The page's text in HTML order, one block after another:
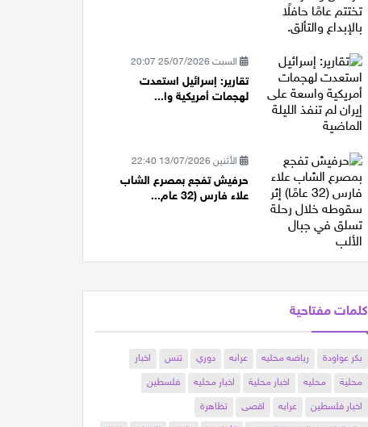
السبت 25/07/2026 20:07
تقارير: إسرائيل استعدت
لهجمات أمريكية وا...
الأثنين 13/07/2026 22:40
حرفيش تفجع بمصرع الشاب
علاء فارس (32 عام...
كلمات مفتاحية
بكر عواودة رياضه محليه عرابه دوري تنس
اخبار
محلية
محليه اخبار محلية اخبار محليه
فلسطين
اخبار فلسطين
عرابه اقصى
تظاهرة